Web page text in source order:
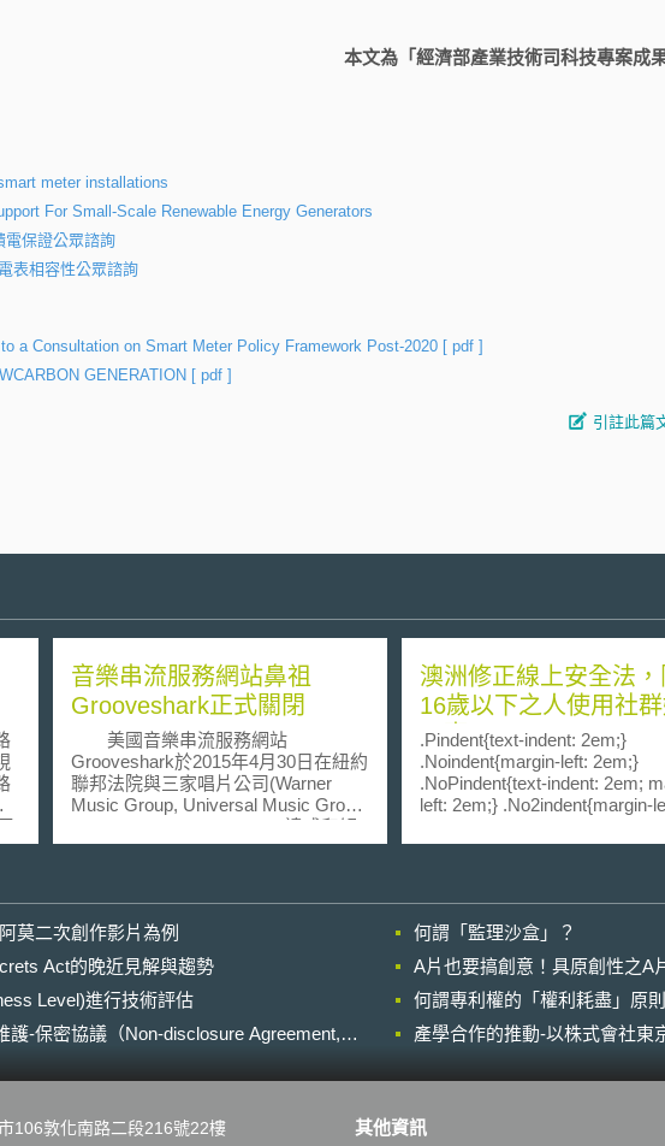
本文為「經濟部產業技術司科技專案成
meter installations
For Small-Scale Renewable Energy Generators
電保證公眾諮詢
表相容性公眾諮詢
a Consultation on Smart Meter Policy Framework Post-2020 [ pdf ]
GENERATION [ pdf ]
引註此篇
音樂串流服務網站鼻祖
Grooveshark正式關閉
美國音樂串流服務網站
Grooveshark於2015年4月30日在紐約
聯邦法院與三家唱片公司(Warner
Music Group, Universal Music Group,
Sony Music Entertainment)達成和解
協議，以避免由陪審團判決(jury
近10年的Grooveshark網站為代價結
束了這起爭訟多年的著作權訴訟案。
Grooveshark網站的成立理念爲
提供使用者上傳音樂的平臺，樂迷可
透過平臺互相分享與檢索音樂，因此
網站原本適用於數位千禧年著作權法
避風港原則。惟Grooveshark網站實
法已明顯超出避風港原則的保護範
澳洲修正線上安全法
16歲以下之人使用社
平臺
.Pindent{text-indent: 2em;}
.Noindent{margin-left: 2em;}
.NoPindent{text-indent: 2em;
left: 2em;} .No2indent{margin-
margin-left: 3em}
(Online Safety Act)修正案，防
以下人擁有社群媒體平臺帳號
早在2021年就制定線上安全法
成年人之線上安全列為規範重
立法當時並未設有社群媒體平
者之最低年齡限制。近年來因
重，促使澳洲國會兩院迅速通
定「具年齡限制之社群媒體平
莫二次創作影片為例
何謂「監理沙盒」？
Act的晚近見解與趨勢
A片也要搞創意！具原創性之A
Level)進行技術評估
何謂專利權的「權利耗盡」原
-保密協議（Non-disclosure Agreement,
產學合作的推動-以株式會社東
106敦化南路二段216號22樓 其他資訊